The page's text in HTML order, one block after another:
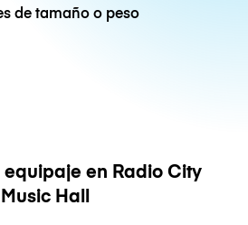
de tamaño o peso
en Radio City
Music Hall